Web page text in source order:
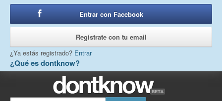
¿Qué es dontknow?
Entrar con Facebook
Regístrate con tu email
¿Ya estás registrado? Entrar